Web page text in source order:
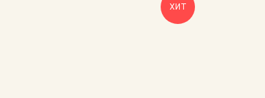
ХИТ